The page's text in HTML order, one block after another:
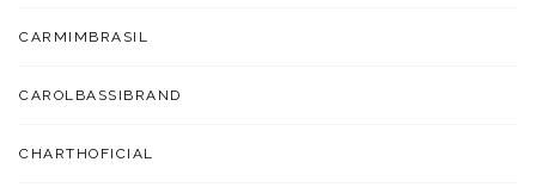
CARMIMBRASIL
CAROLBASSIBRAND
CHARTHOFICIAL